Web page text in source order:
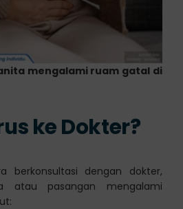
mengalami ruam gatal di
ke Dokter?
berkonsultasi dengan dokter,
atau pasangan mengalami